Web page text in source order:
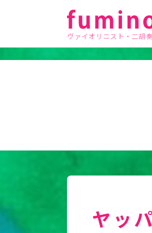
ヴァイオリニスト・二胡
ヤッ